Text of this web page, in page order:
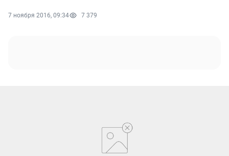
7 ноября 2016, 09:34 7 379